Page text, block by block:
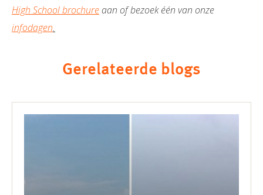
High School brochureaan of bezoek één van onze
infodagen.
Gerelateerde blogs